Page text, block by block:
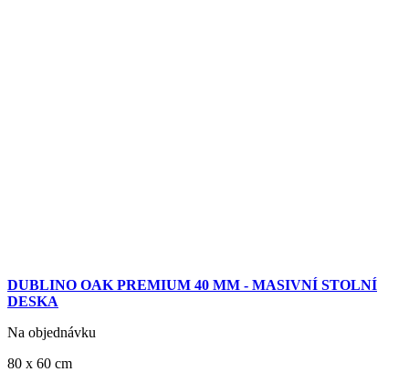
DUBLINO OAK PREMIUM 40 MM - MASIVNÍ STOLNÍ
DESKA
Na objednávku
80 x 60 cm